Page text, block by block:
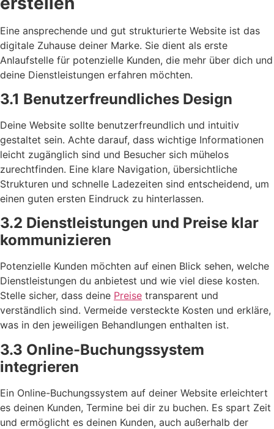
Eine ansprechende und gut strukturierte Website ist das
digitale Zuhause deiner Marke. Sie dient als erste
Anlaufstelle für potenzielle Kunden, die mehr über dich und
deine Dienstleistungen erfahren möchten.
3.1 Benutzerfreundliches Design
Deine Website sollte benutzerfreundlich und intuitiv
gestaltet sein. Achte darauf, dass wichtige Informationen
leicht zugänglich sind und Besucher sich mühelos
zurechtfinden. Eine klare Navigation, übersichtliche
Strukturen und schnelle Ladezeiten sind entscheidend, um
einen guten ersten Eindruck zu hinterlassen.
3.2 Dienstleistungen und Preise klar
kommunizieren
Potenzielle Kunden möchten auf einen Blick sehen, welche
Dienstleistungen du anbietest und wie viel diese kosten.
Stelle sicher, dass deine Preise transparent und
verständlich sind. Vermeide versteckte Kosten und erkläre,
was in den jeweiligen Behandlungen enthalten ist.
3.3 Online-Buchungssystem
integrieren
Ein Online-Buchungssystem auf deiner Website erleichtert
es deinen Kunden, Termine bei dir zu buchen. Es spart Zeit
und ermöglicht es deinen Kunden, auch außerhalb der